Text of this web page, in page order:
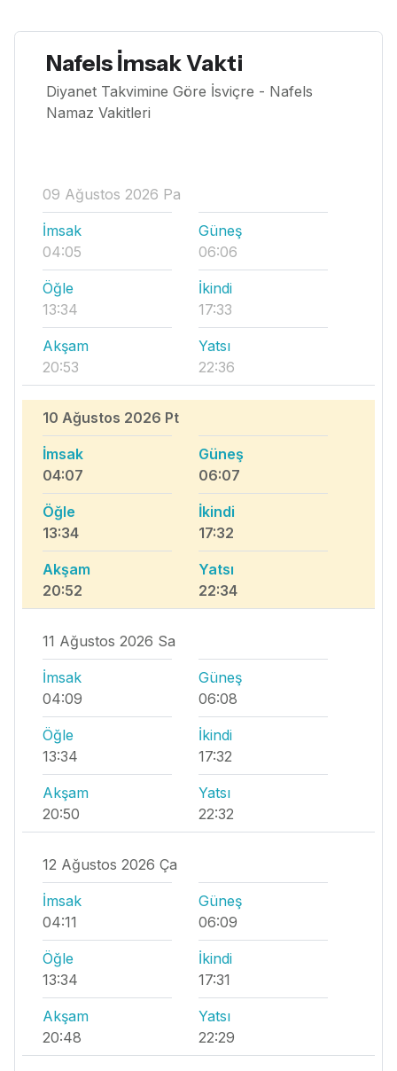
Nafels İmsak Vakti
Diyanet Takvimine Göre İsviçre - Nafels
Namaz Vakitleri
09 Ağustos 2026 Pa
İmsak
04:05
Güneş
06:06
Öğle
13:34
İkindi
17:33
Akşam
20:53
Yatsı
22:36
10 Ağustos 2026 Pt
İmsak
04:07
Güneş
06:07
Öğle
13:34
İkindi
17:32
Akşam
20:52
Yatsı
22:34
11 Ağustos 2026 Sa
İmsak
04:09
Güneş
06:08
Öğle
13:34
İkindi
17:32
Akşam
20:50
Yatsı
22:32
12 Ağustos 2026 Ça
İmsak
04:11
Güneş
06:09
Öğle
13:34
İkindi
17:31
Akşam
20:48
Yatsı
22:29